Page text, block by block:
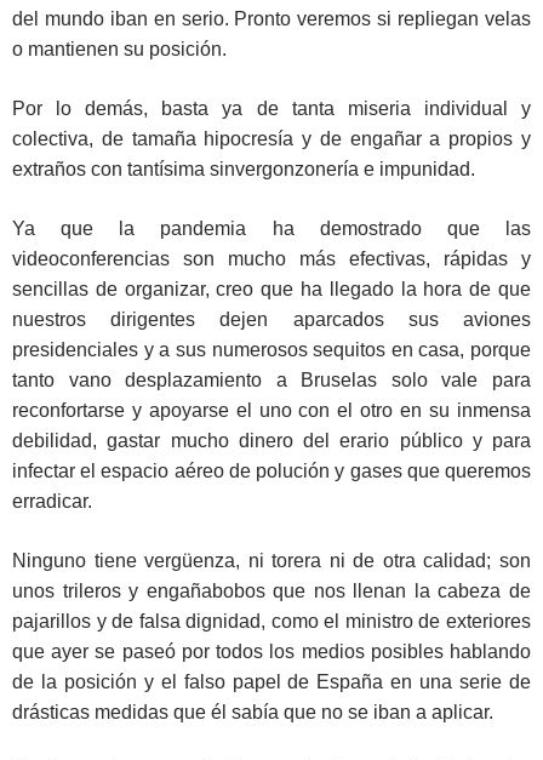
del mundo iban en serio. Pronto veremos si repliegan velas
o mantienen su posición.
Por lo demás, basta ya de tanta miseria individual y
colectiva, de tamaña hipocresía y de engañar a propios y
extraños con tantísima sinvergonzonería e impunidad.
Ya que la pandemia ha demostrado que las
videoconferencias son mucho más efectivas, rápidas y
sencillas de organizar, creo que ha llegado la hora de que
nuestros dirigentes dejen aparcados sus aviones
presidenciales y a sus numerosos sequitos en casa, porque
tanto vano desplazamiento a Bruselas solo vale para
reconfortarse y apoyarse el uno con el otro en su inmensa
debilidad, gastar mucho dinero del erario público y para
infectar el espacio aéreo de polución y gases que queremos
erradicar.
Ninguno tiene vergüenza, ni torera ni de otra calidad; son
unos trileros y engañabobos que nos llenan la cabeza de
pajarillos y de falsa dignidad, como el ministro de exteriores
que ayer se paseó por todos los medios posibles hablando
de la posición y el falso papel de España en una serie de
drásticas medidas que él sabía que no se iban a aplicar.